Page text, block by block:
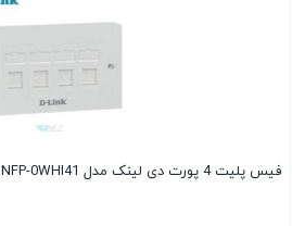
فیس پلیت 4 پورت دی لینک مدل D-Link NFP-0WHI41